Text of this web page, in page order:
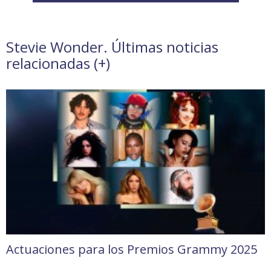
Stevie Wonder. Últimas noticias
relacionadas (+)
Actuaciones para los Premios Grammy 2025